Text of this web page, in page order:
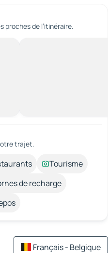
proches de l’itinéraire.
trajet.
Tourisme
de recharge
Français - Belgique